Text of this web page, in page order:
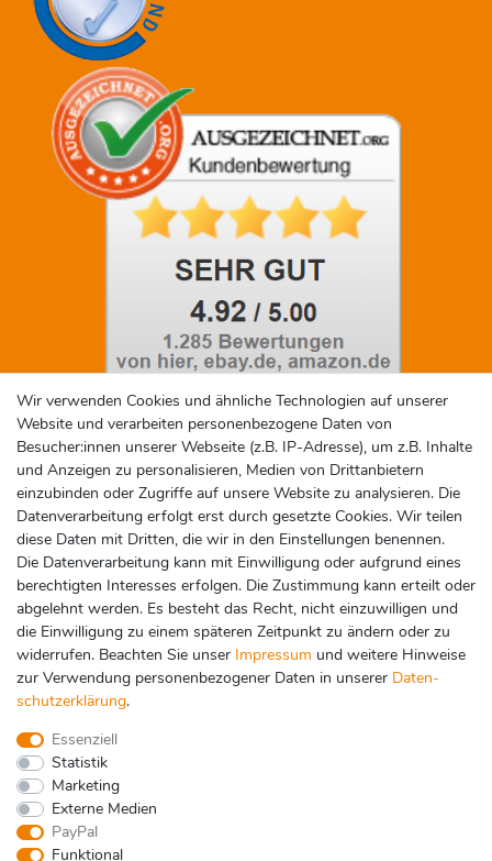
Social Media
Zahlungsarten
Wir verwenden Cookies und ähnliche Technologien auf unserer
Website und verarbeiten personenbezogene Daten von
Besucher:innen unserer Webseite (z.B. IP-Adresse), um z.B. Inhalte
und Anzeigen zu personalisieren, Medien von Drittanbietern
einzubinden oder Zugriffe auf unsere Website zu analysieren. Die
Datenverarbeitung erfolgt erst durch gesetzte Cookies. Wir teilen
diese Daten mit Dritten, die wir in den Einstellungen benennen.
Die Datenverarbeitung kann mit Einwilligung oder aufgrund eines
berechtigten Interesses erfolgen. Die Zustimmung kann erteilt oder
abgelehnt werden. Es besteht das Recht, nicht einzuwilligen und
die Einwilligung zu einem späteren Zeitpunkt zu ändern oder zu
widerrufen. Beachten Sie unser Impressum und weitere Hinweise
zur Verwendung personenbezogener Daten in unserer Daten­
schutz­erklärung.
Essenziell
Statistik
Marketing
Externe Medien
PayPal
Funktional